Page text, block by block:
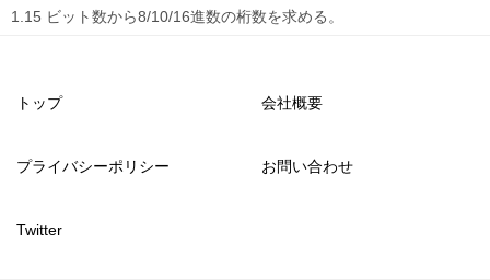
1.15 ビット数から8/10/16進数の桁数を求める。
トップ 会社概要
プライバシーポリシー お問い合わせ
Twitter